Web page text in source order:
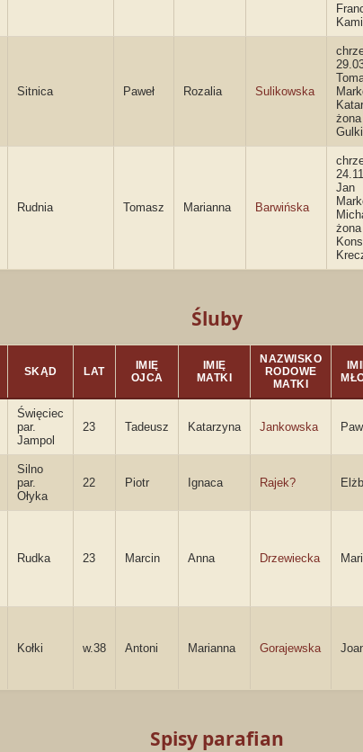
Sitnica Paweł Rozalia Sulikowska
Rudnia Tomasz Marianna Barwińska
Jan
żona
Śluby
SKĄD LAT
IMIĘ
OJCA
IMIĘ
MATKI
NAZWISKO
RODOWE
MATKI
Święciec
par.
Jampol
23 Tadeusz Katarzyna Jankowska
Silno
par.
Ołyka
22 Piotr Ignaca Rajek?
Rudka 23 Marcin Anna Drzewiecka
Kołki w.38 Antoni Marianna Gorajewska
Spisy parafian